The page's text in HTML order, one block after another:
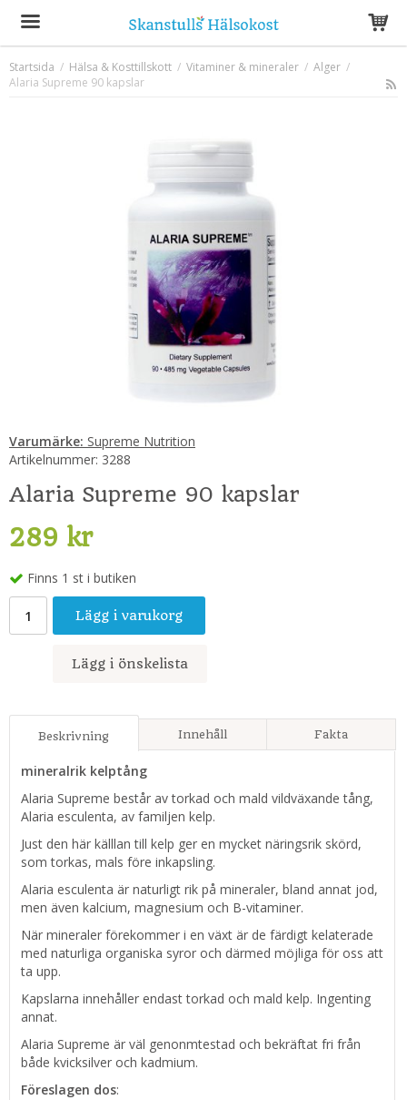
Produkten har blivit tillagd i varukorgen
Startsida / Hälsa & Kosttillskott / Vitaminer & mineraler / Alger /
Alaria Supreme 90 kapslar
Varumärke: Supreme Nutrition
Artikelnummer: 3288
Alaria Supreme 90 kapslar
289 kr
Finns 1 st i butiken
Lägg i varukorg
Lägg i önskelista
Beskrivning Innehåll Fakta
mineralrik kelptång
Alaria Supreme består av torkad och mald vildväxande tång,
Alaria esculenta, av familjen kelp.
Just den här källlan till kelp ger en mycket näringsrik skörd,
som torkas, mals före inkapsling.
Alaria esculenta är naturligt rik på mineraler, bland annat jod,
men även kalcium, magnesium och B-vitaminer.
När mineraler förekommer i en växt är de färdigt kelaterade
med naturliga organiska syror och därmed möjliga för oss att
ta upp.
Kapslarna innehåller endast torkad och mald kelp. Ingenting
annat.
Alaria Supreme är väl genonmtestad och bekräftat fri från
både kvicksilver och kadmium.
Föreslagen dos: